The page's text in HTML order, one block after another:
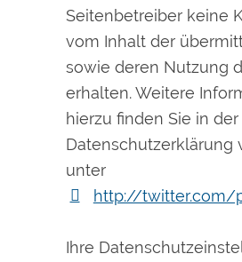
Seitenbetreiber keine
vom Inhalt der
sowie deren Nutzung
erhalten. Weitere
hierzu finden Sie in der
Datenschutzerklärung
unter
http://twitter.com/
Ihre